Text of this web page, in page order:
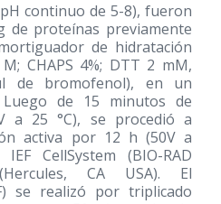
continuo de 5-8), fueron
de proteínas previamente
de hidratación
CHAPS 4%; DTT 2 mM,
de bromofenol), en un
de 15 minutos de
a 25 °C), se procedió a
activa por 12 h (50V a
CellSystem (BIO-RAD
CA USA). El
se realizó por triplicado